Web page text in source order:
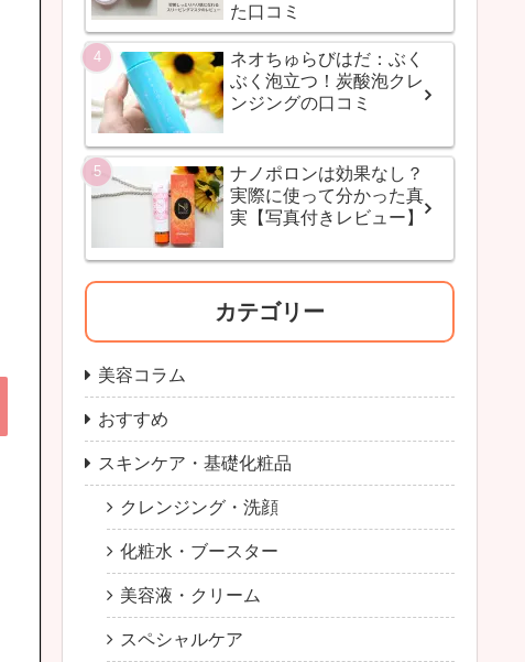
た口コミ
ネオちゅらびはだ：ぶく
ぶく泡立つ！炭酸泡クレ
ンジングの口コミ
ナノポロンは効果なし？
実際に使って分かった真
実【写真付きレビュー】
カテゴリー
美容コラム
おすすめ
スキンケア・基礎化粧品
クレンジング・洗顔
化粧水・ブースター
美容液・クリーム
スペシャルケア